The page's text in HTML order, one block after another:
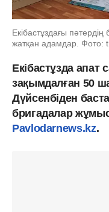
Екібастұздағы
жатқан адамдар. Фото:
Екібастұзда
зақымдалған 50
Дүйсенбіден
бригадалар
Pavlodarnews.kz.